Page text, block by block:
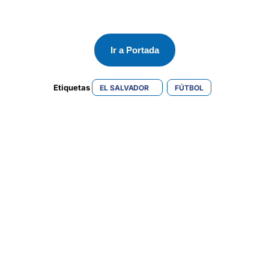
Ir a Portada
Etiquetas EL SALVADOR FÚTBOL